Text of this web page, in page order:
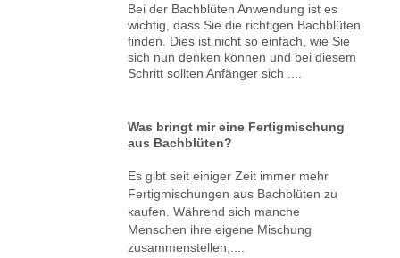
Bei der Bachblüten Anwendung ist es
wichtig, dass Sie die richtigen Bachblüten
finden. Dies ist nicht so einfach, wie Sie
sich nun denken können und bei diesem
Schritt sollten Anfänger sich ....
Was bringt mir eine Fertigmischung
aus Bachblüten?
Es gibt seit einiger Zeit immer mehr
Fertigmischungen aus Bachblüten zu
kaufen. Während sich manche
Menschen ihre eigene Mischung
zusammenstellen,....